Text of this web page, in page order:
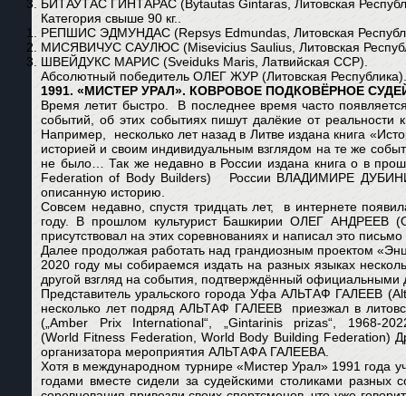
БИТАУТАС ГИНТАРАС (Bytautas Gintaras, Литовская
Категория свыше 90 кг..
РЕПШИС ЭДМУНДАС (Repsys Edmundas, Литовская
МИСЯВИЧУС САУЛЮС (Misevicius Saulius, Литовская
ШВЕЙДУКС МАРИС (Sveiduks Maris, Латвийская ССР).
Абсолютный победитель ОЛЕГ ЖУР (Литовская Республика).
1991. «МИСТЕР УРАЛ». КОВРОВОЕ ПОДКОВЁРНОЕ
Время летит быстро. В последнее время часто
событий, об этих событиях пишут далёкие от
Например, несколько лет назад в Литве издана книга
историей и своим индивидуальным взглядом на те же
не было… Так же недавно в России издана книга о в
Federation of Body Builders) России ВЛАДИМИРЕ
описанную историю.
Совсем недавно, спустя тридцать лет, в интернете
году. В прошлом культурист Башкирии ОЛЕГ АНДРЕЕВ
присутствовал на этих соревнованиях и написал это
Далее продолжая работать над грандиозным проектом
2020 году мы собираемся издать на разных языках
другой взгляд на события, подтверждённый
Представитель уральского города Уфа АЛЬТАФ ГАЛЕЕВ
несколько лет подряд АЛЬТАФ ГАЛЕЕВ приезжал в
(„Amber Prix International“, „Gintarinis prizas“,
(World Fitness Federation, World Body Building Federation)
организатора мероприятия АЛЬТАФА ГАЛЕЕВА.
Хотя в международном турнире «Мистер Урал» 1991 года
годами вместе сидели за судейскими столиками